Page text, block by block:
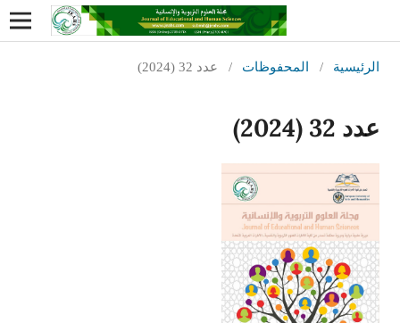
الرئيسية / المحفوظات / عدد 32 (2024)
عدد 32 (2024)